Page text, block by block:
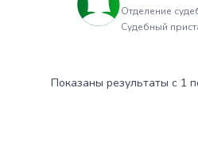
Отделение
Судебный
Показаны результаты с 1